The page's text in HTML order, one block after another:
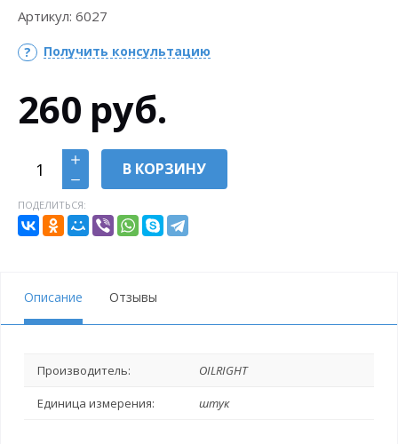
Артикул: 6027
Получить консультацию
260 руб.
В КОРЗИНУ
ПОДЕЛИТЬСЯ:
Описание Отзывы
Производитель: OILRIGHT
Единица измерения: штук